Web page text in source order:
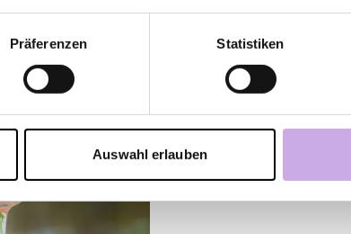
Präferenzen Statistiken
Auswahl erlauben
1
2